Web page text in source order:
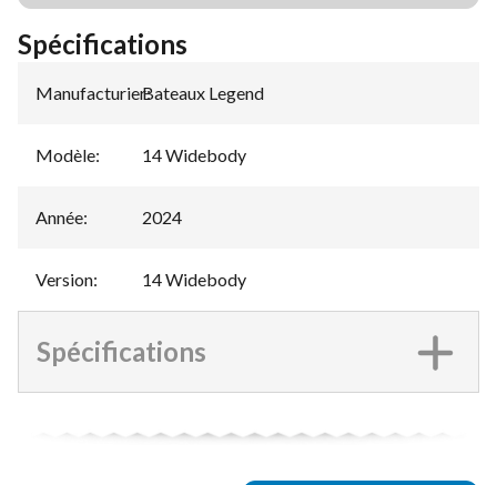
Spécifications
Manufacturier:
Bateaux Legend
Modèle: 14 Widebody
Année: 2024
Version: 14 Widebody
Spécifications